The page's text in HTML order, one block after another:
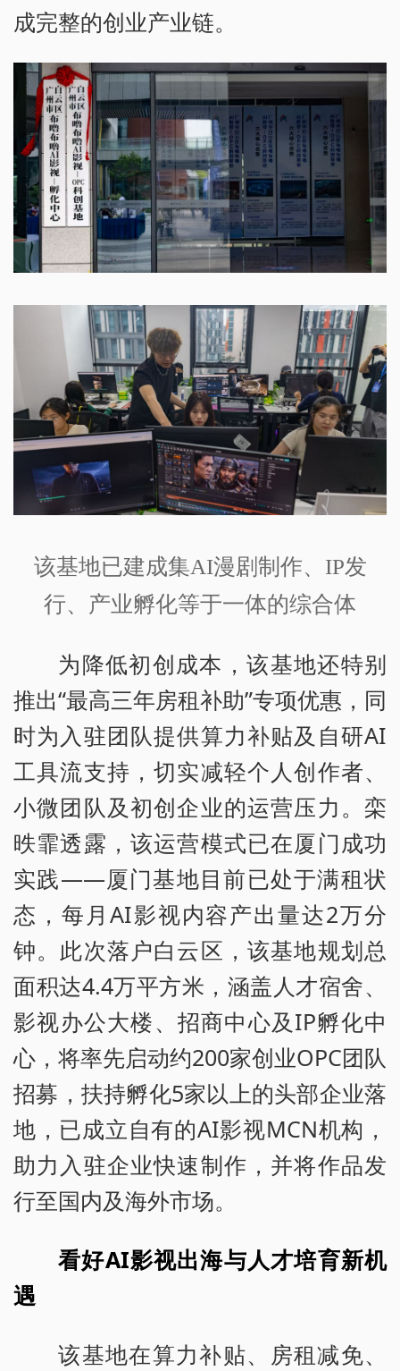
成完整的创业产业链。
该基地已建成集AI漫剧制作、IP发
行、产业孵化等于一体的综合体
为降低初创成本，该基地还特别
推出“最高三年房租补助”专项优惠，同
时为入驻团队提供算力补贴及自研AI
工具流支持，切实减轻个人创作者、
小微团队及初创企业的运营压力。栾
昳霏透露，该运营模式已在厦门成功
实践——厦门基地目前已处于满租状
态，每月AI影视内容产出量达2万分
钟。此次落户白云区，该基地规划总
面积达4.4万平方米，涵盖人才宿舍、
影视办公大楼、招商中心及IP孵化中
心，将率先启动约200家创业OPC团队
招募，扶持孵化5家以上的头部企业落
地，已成立自有的AI影视MCN机构，
助力入驻企业快速制作，并将作品发
行至国内及海外市场。
看好AI影视出海与人才培育新机
遇
该基地在算力补贴、房租减免、